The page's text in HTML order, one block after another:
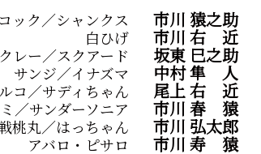
ック／シャンクス
白ひげ
レー／スクアード
サンジ／イナズマ
コ／サディちゃん
／サンダーソニア
桃丸／はっちゃん
アバロ・ピサロ
市川 猿之助
市川 右 近
坂東 巳之助
中村隼 人
尾上右 近
市川 春 猿
市川 弘太郎
市川 寿 猿